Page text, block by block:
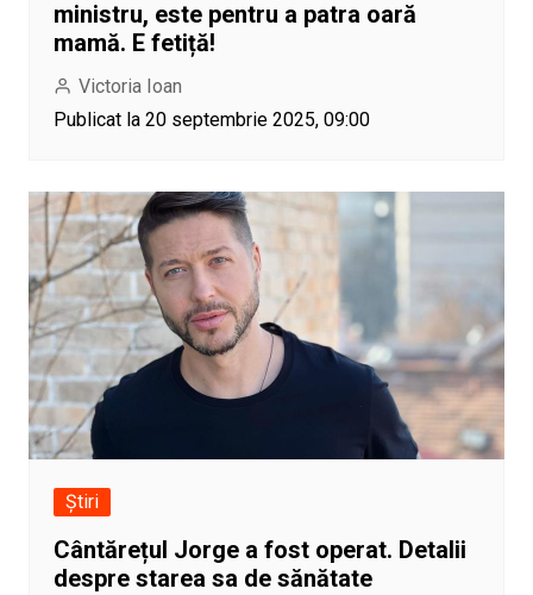
ministru, este pentru a patra oară
mamă. E fetiță!
Victoria Ioan
Publicat la 20 septembrie 2025, 09:00
Știri
Cântărețul Jorge a fost operat. Detalii
despre starea sa de sănătate